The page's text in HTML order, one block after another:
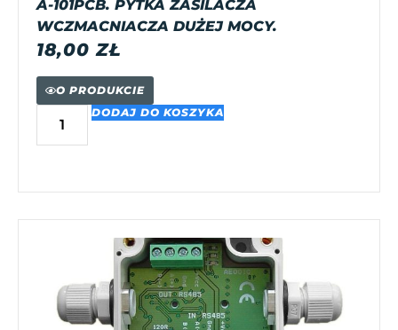
A-101PCB. PYTKA ZASILACZA
WCZMACNIACZA DUŻEJ MOCY.
18,00ZŁ
O PRODUKCIE
DODAJ DO KOSZYKA